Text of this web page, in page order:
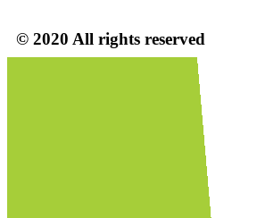
© 2020 All rights reserved